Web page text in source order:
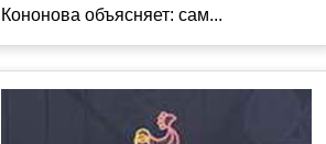
Кононова объясняет: сам...